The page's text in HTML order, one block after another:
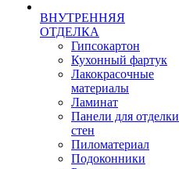
ВНУТРЕННЯЯ
ОТДЕЛКА
Гипсокартон
Кухонный фартук
Лакокрасочные
материалы
Ламинат
Панели для отделки
стен
Пиломатериал
Подоконники